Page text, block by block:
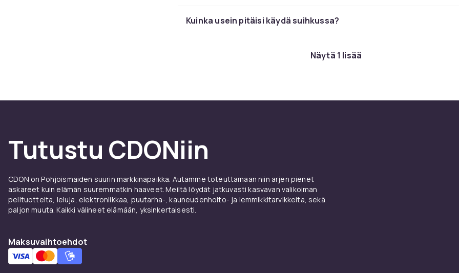
Kuinka usein pitäisi käydä suihkussa?
Näytä 1 lisää
Tutustu CDONiin
CDON on Pohjoismaiden suurin markkinapaikka. Autamme toteuttamaan niin arjen pienet
askareet kuin elämän suuremmatkin haaveet. Meiltä löydät jatkuvasti kasvavan valikoiman
pelituotteita, leluja, elektroniikkaa, puutarha-, kauneudenhoito- ja lemmikkitarvikkeita, sekä
paljon muuta. Kaikki välineet elämään, yksinkertaisesti.
Maksuvaihtoehdot